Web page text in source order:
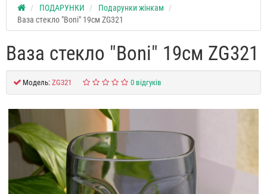
ПОДАРУНКИ
Подарунки жінкам
Ваза стекло "Boni" 19см ZG321
Ваза стекло "Boni" 19см ZG321
Модель: ZG321 0 відгуків